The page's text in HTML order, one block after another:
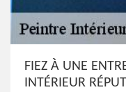
FIEZ À UNE
INTÉRIEUR